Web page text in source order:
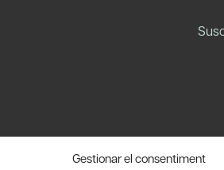
Gestionar el consentiment